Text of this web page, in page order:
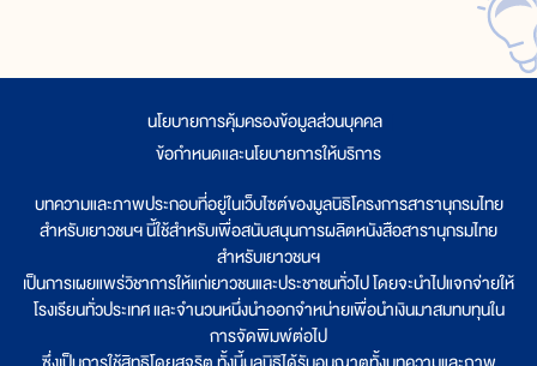
นโยบายการคุ้มครองข้อมูลส่วนบุคคล
ข้อกำหนดและนโยบายการให้บริการ
บทความและภาพประกอบที่อยู่ในเว็บไซต์ของมูลนิธิโครงการสารานุกรมไทย
สำหรับเยาวชนฯ นี้ใช้สำหรับเพื่อสนับสนุนการผลิตหนังสือสารานุกรมไทย
สำหรับเยาวชนฯ
เป็นการเผยแพร่วิชาการให้แก่เยาวชนและประชาชนทั่วไป โดยจะนำไปแจกจ่ายให้
โรงเรียนทั่วประเทศ และจำนวนหนึ่งนำออกจำหน่ายเพื่อนำเงินมาสมทบทุนใน
การจัดพิมพ์ต่อไป